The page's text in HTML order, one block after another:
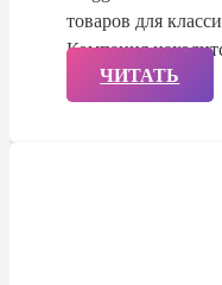
товаров для
Компания
ЧИТАТЬ